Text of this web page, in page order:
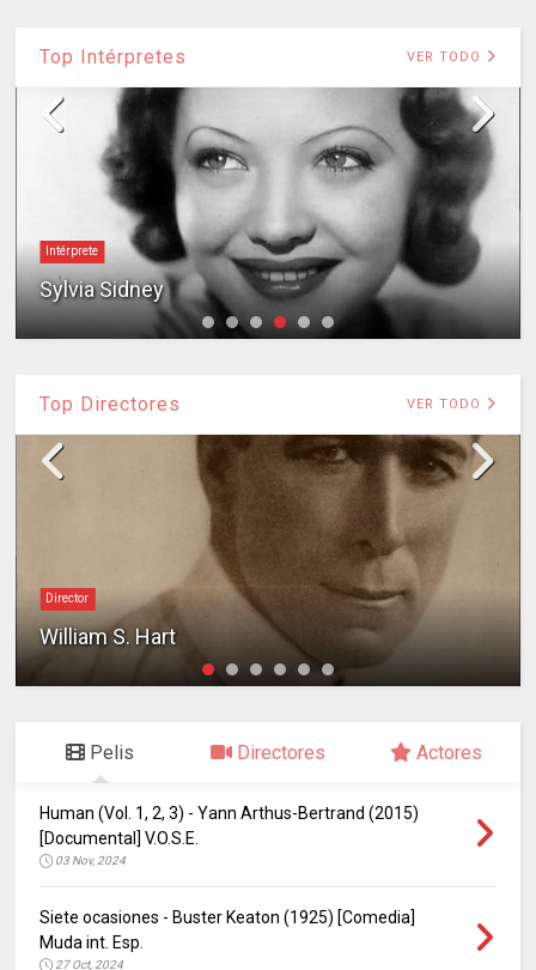
Top Intérpretes VER TODO
Intérprete
Sylvia Sidney
Top Directores VER TODO
Director
William S. Hart
Pelis Directores Actores
Human (Vol. 1, 2, 3) - Yann Arthus-Bertrand (2015)
[Documental] V.O.S.E.
03 Nov, 2024
Siete ocasiones - Buster Keaton (1925) [Comedia]
Muda int. Esp.
27 Oct, 2024